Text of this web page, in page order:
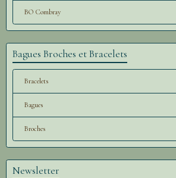
BO Combray
Bagues Broches et Bracelets
Bracelets
Bagues
Broches
Newsletter